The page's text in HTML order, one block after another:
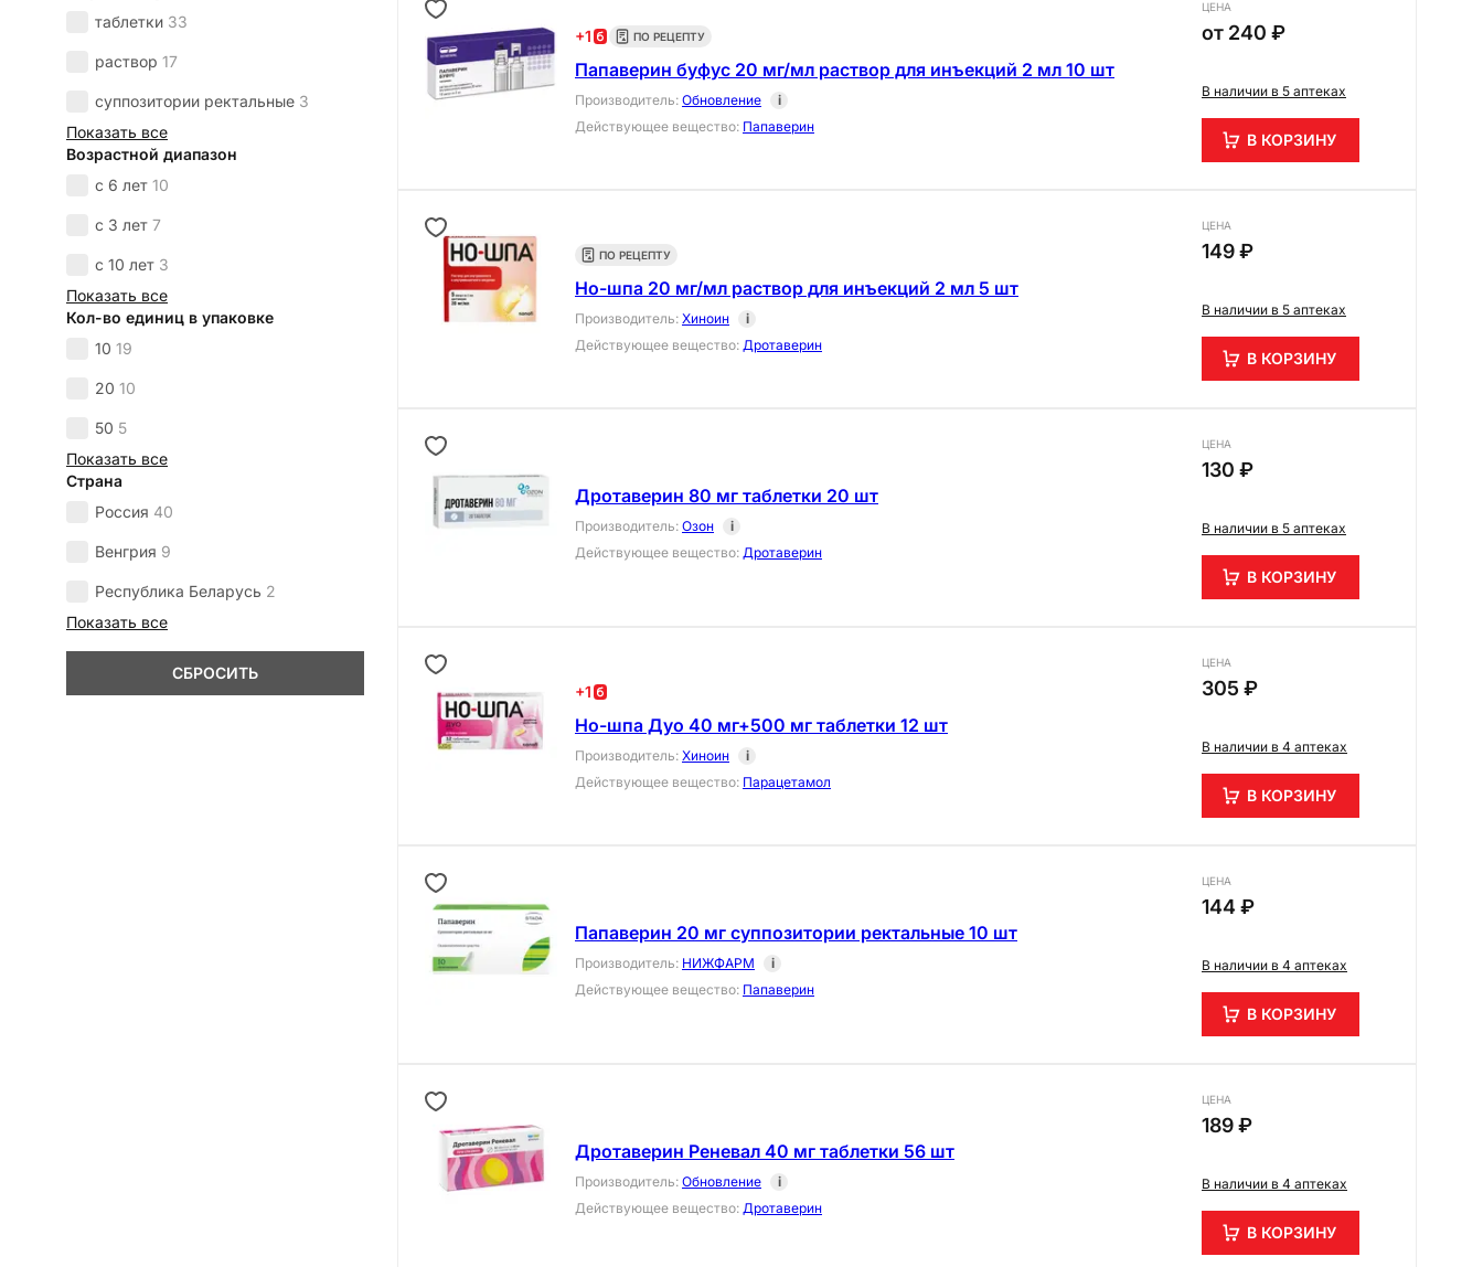
таблетки 33
раствор 17
суппозитории ректальные 3
Показать все
Возрастной диапазон
с 6 лет 10
с 3 лет 7
с 10 лет 3
Показать все
Кол-во единиц в упаковке
10 19
20 10
50 5
Показать все
Страна
Россия 40
Венгрия 9
Республика Беларусь 2
Показать все
СБРОСИТЬ
+1 ПО РЕЦЕПТУ
Папаверин буфус 20 мг/мл раствор для инъекций 2 мл 10 шт
Производитель: Обновление
i
Действующее вещество: Папаверин
ЦЕНА
от 240 ₽
В наличии в 5 аптеках
В КОРЗИНУ
ПО РЕЦЕПТУ
Но-шпа 20 мг/мл раствор для инъекций 2 мл 5 шт
Производитель: Хиноин
i
Действующее вещество: Дротаверин
ЦЕНА
149 ₽
В наличии в 5 аптеках
В КОРЗИНУ
Дротаверин 80 мг таблетки 20 шт
Производитель: Озон
i
Действующее вещество: Дротаверин
ЦЕНА
130 ₽
В наличии в 5 аптеках
В КОРЗИНУ
+1
Но-шпа Дуо 40 мг+500 мг таблетки 12 шт
Производитель: Хиноин
i
Действующее вещество: Парацетамол
ЦЕНА
305 ₽
В наличии в 4 аптеках
В КОРЗИНУ
Папаверин 20 мг суппозитории ректальные 10 шт
Производитель: НИЖФАРМ
i
Действующее вещество: Папаверин
ЦЕНА
144 ₽
В наличии в 4 аптеках
В КОРЗИНУ
Дротаверин Реневал 40 мг таблетки 56 шт
Производитель: Обновление
i
Действующее вещество: Дротаверин
ЦЕНА
189 ₽
В наличии в 4 аптеках
В КОРЗИНУ